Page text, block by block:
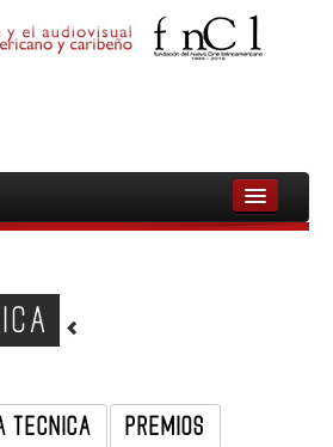
TECNICA
PREMIOS